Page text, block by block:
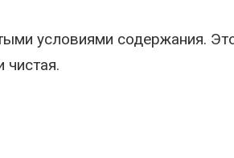
условиями содержания.
чистая.